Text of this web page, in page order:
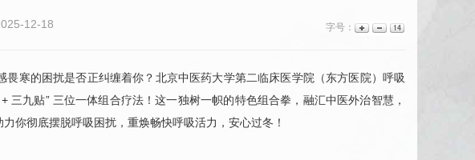
12-18 字号：
寒的困扰是否正纠缠着你？北京中医药大学第二临床医学院（东方医院） 呼吸
三九贴” 三位一体组合疗法！这一独树一帜的特色组合拳，融汇中医外治智慧，
你彻底摆脱呼吸困扰，重焕畅快呼吸活力，安心过冬！